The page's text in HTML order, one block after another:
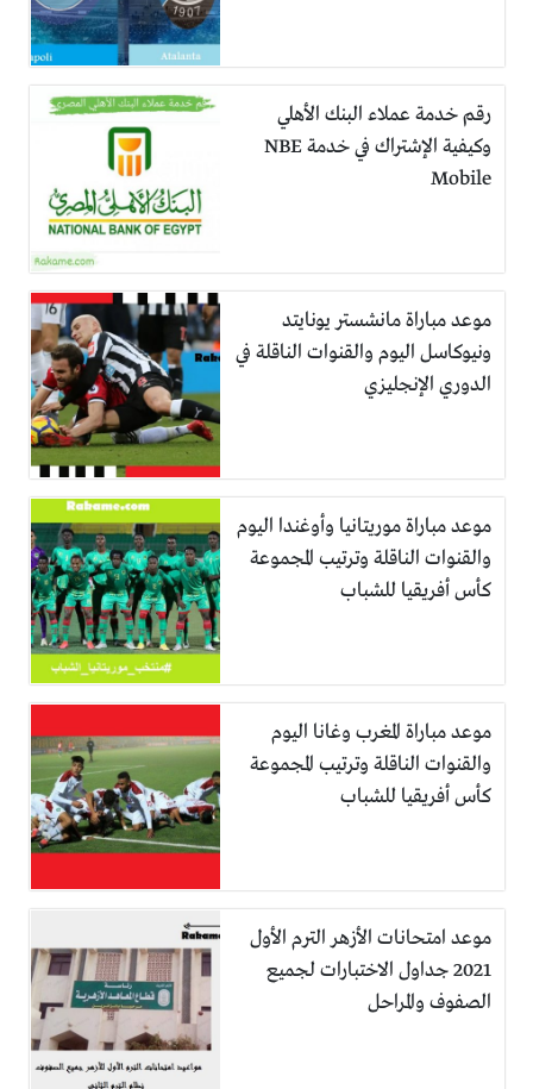
رقم خدمة عملاء البنك الأهلي
وكيفية الإشتراك في خدمة NBE
Mobile
موعد مباراة مانشستر يونايتد
ونيوكاسل اليوم والقنوات الناقلة في
الدوري الإنجليزي
موعد مباراة موريتانيا وأوغندا اليوم
والقنوات الناقلة وترتيب المجموعة
كأس أفريقيا للشباب
موعد مباراة المغرب وغانا اليوم
والقنوات الناقلة وترتيب المجموعة
كأس أفريقيا للشباب
موعد امتحانات الأزهر الترم الأول
2021 جداول الاختبارات لجميع
الصفوف والمراحل